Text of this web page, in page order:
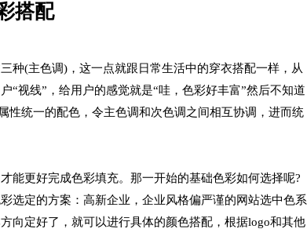
搭配
种(主色调)，这一点就跟日常生活中的穿衣搭配一样，从
“视线”，给用户的感觉就是“哇，色彩好丰富”然后不知道
性统一的配色，令主色调和次色调之间相互协调，进而统
能更好完成色彩填充。那一开始的基础色彩如何选择呢?
选定的方案：高新企业，企业风格偏严谨的网站选中色系
向定好了，就可以进行具体的颜色搭配，根据logo和其他